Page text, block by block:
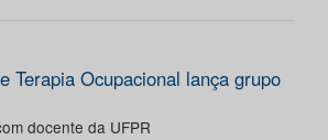
Terapia Ocupacional lança grupo
docente da UFPR